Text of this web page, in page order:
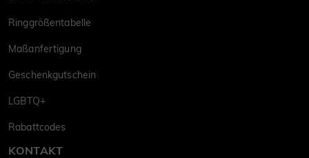
Ringgrößentabelle
Maßanfertigung
Geschenkgutschein
LGBTQ+
Rabattcodes
KONTAKT